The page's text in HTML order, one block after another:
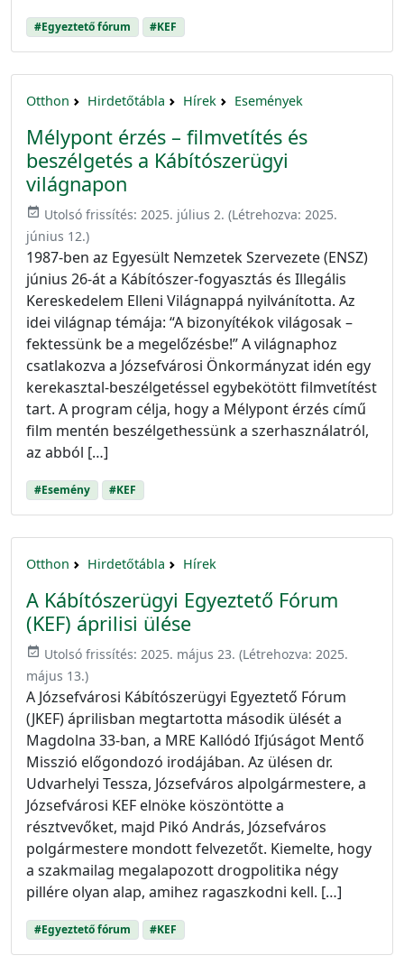
#Egyeztető fórum #KEF
Otthon Hirdetőtábla Hírek Események
Mélypont érzés – filmvetítés és
beszélgetés a Kábítószerügyi
világnapon
event_available Utolsó frissítés: 2025. július 2. (Létrehozva: 2025.
június 12.)
1987-ben az Egyesült Nemzetek Szervezete (ENSZ)
június 26-át a Kábítószer-fogyasztás és Illegális
Kereskedelem Elleni Világnappá nyilvánította. Az
idei világnap témája: “A bizonyítékok világosak –
fektessünk be a megelőzésbe!” A világnaphoz
csatlakozva a Józsefvárosi Önkormányzat idén egy
kerekasztal-beszélgetéssel egybekötött filmvetítést
tart. A program célja, hogy a Mélypont érzés című
film mentén beszélgethessünk a szerhasználatról,
az abból […]
#Esemény #KEF
Otthon Hirdetőtábla Hírek
A Kábítószerügyi Egyeztető Fórum
(KEF) áprilisi ülése
event_available Utolsó frissítés: 2025. május 23. (Létrehozva: 2025.
május 13.)
A Józsefvárosi Kábítószerügyi Egyeztető Fórum
(JKEF) áprilisban megtartotta második ülését a
Magdolna 33-ban, a MRE Kallódó Ifjúságot Mentő
Misszió előgondozó irodájában. Az ülésen dr.
Udvarhelyi Tessza, Józsefváros alpolgármestere, a
Józsefvárosi KEF elnöke köszöntötte a
résztvevőket, majd Pikó András, Józsefváros
polgármestere mondott felvezetőt. Kiemelte, hogy
a szakmailag megalapozott drogpolitika négy
pillére olyan alap, amihez ragaszkodni kell. […]
#Egyeztető fórum #KEF